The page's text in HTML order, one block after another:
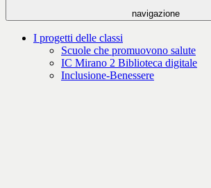
navigazione
I progetti delle classi
Scuole che promuovono salute
IC Mirano 2 Biblioteca digitale
Inclusione-Benessere